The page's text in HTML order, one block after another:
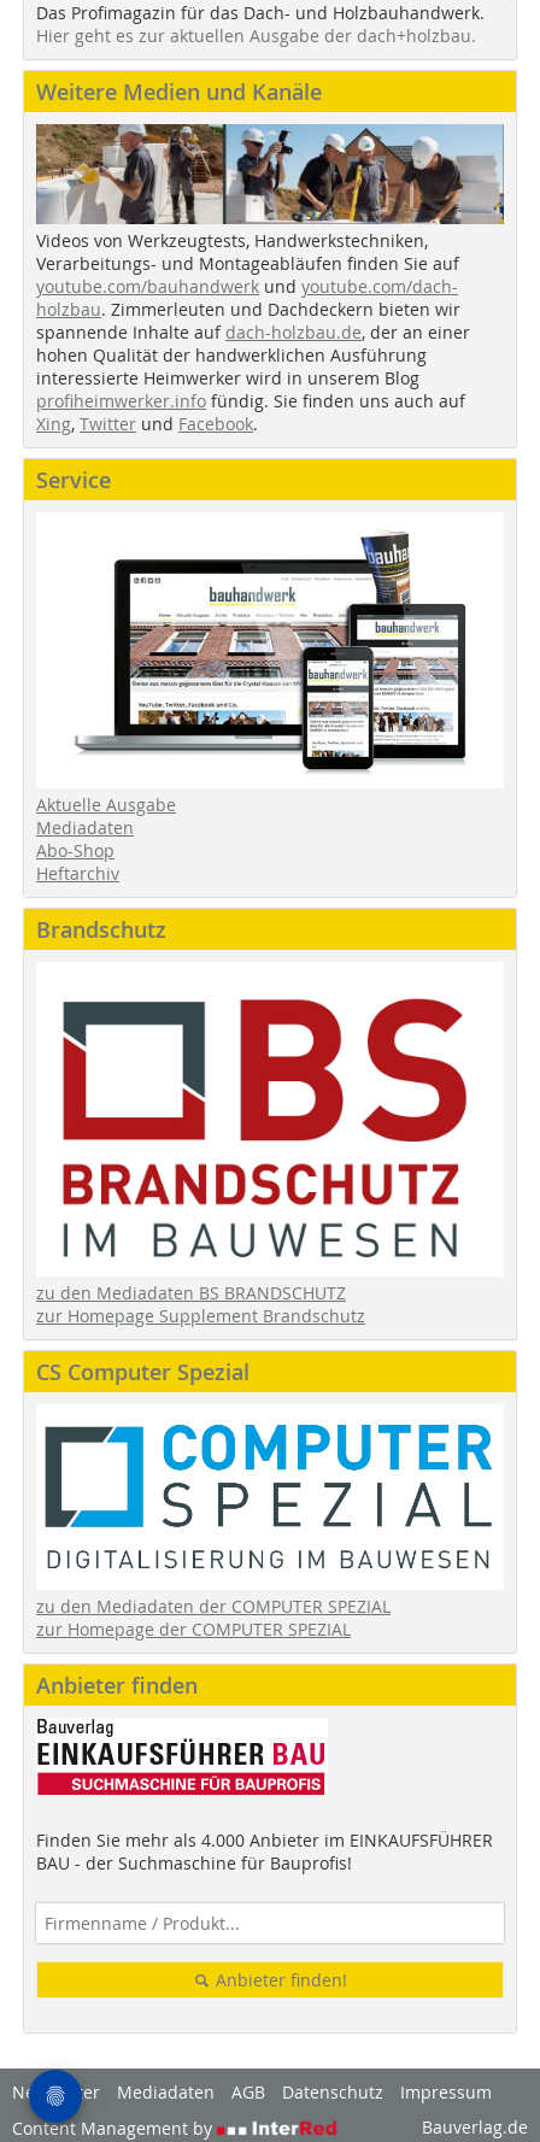
Das Profimagazin für das Dach- und Holzbauhandwerk.
Hier geht es zur aktuellen Ausgabe der dach+holzbau.
Weitere Medien und Kanäle
Videos von Werkzeugtests, Handwerkstechniken,
Verarbeitungs- und Montageabläufen finden Sie auf
youtube.com/bauhandwerk und youtube.com/dach-
holzbau. Zimmerleuten und Dachdeckern bieten wir
spannende Inhalte auf dach-holzbau.de, der an einer
hohen Qualität der handwerklichen Ausführung
interessierte Heimwerker wird in unserem Blog
profiheimwerker.info fündig. Sie finden uns auch auf
Xing, Twitter und Facebook.
Service
Aktuelle Ausgabe
Mediadaten
Abo-Shop
Heftarchiv
Brandschutz
zu den Mediadaten BS BRANDSCHUTZ
zur Homepage Supplement Brandschutz
CS Computer Spezial
zu den Mediadaten der COMPUTER SPEZIAL
zur Homepage der COMPUTER SPEZIAL
Anbieter finden
Finden Sie mehr als 4.000 Anbieter im EINKAUFSFÜHRER
BAU - der Suchmaschine für Bauprofis!
Anbieter finden!
Newsletter Mediadaten AGB Datenschutz
Impressum
Content Management by
Bauverlag.de